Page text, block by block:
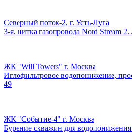
Северный поток-2, г. Усть-Луга
3-я, нитка газопровода Nord Stream
ЖК "Will Towers" г. Москва
Иглофильтровое водопонижение,
49
ЖК "Событие-4" г. Москва
Бурение скважин для водопонижения